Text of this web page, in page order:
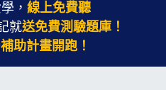
， 線上免費聽
就送免費測驗題庫！
補助計畫開跑！